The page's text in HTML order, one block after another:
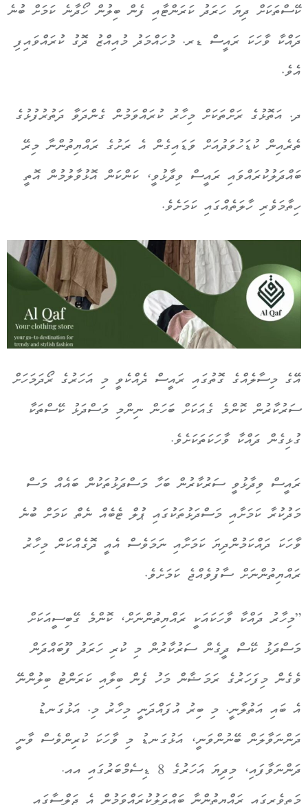
ކޭސްތަކަށް ދިޔަ ހަރަދު ކަރަންޓާއި ފެން ބިލުން ހޯދާނެ ކަމަށް ބުނެ
ދައްކާ ވާހަކަ ރައީސް ޑރ. މުހައްމަދު މުއިއްޒު ދޮގު ކުރައްވައިފި
އެވެ.
ދ. އަތޮޅުގެ ރަށްތަކަށް މިހާރު ކުރައްވަމުން ގެންދަވާ ދަތުރުފުޅުގެ
ތެރެއިން ކުޑަހުވަދުއަށް ވަޑައިގެން އެ ރަށުގެ ރައްޔިތުންނާ މިރޭ
ބައްދަލުކުރައްވައި ރައީސް ވިދާޅުވީ، ކަންކަން އޮޅުވާލުމުން އޮތީ
ހިތާމަވެރި ހާލަތެއްގައި ކަމަށެވެ.
އޭގެ މިސާލެއްގެ ގޮތުގައި ރައީސް ދެއްކެވީ މި އަހަރުގެ ރޯދަމަހަށް
ސަރުކާރުން ކޮންމެ ގެއަކަށް ބަހަން ނިންމި މަސްދަޅު ކޭސްތަކާ
ގުޅިގެން ދައްކާ ވާހަކަތަކަށެވެ.
ރައީސް ވިދާޅުވީ ސަރުކާރުން ބަހާ މަސްދަޅުތަކުން ބައެއް މަސް
މަދުކުރާ ކަމަށާއި މަސްދަޅުތަކުގައި ޕުލް ޓެބެއް ނެތް ކަމަށް ބުނެ
ވާހަކަ ދައްކަމުންދިޔަ ކަމަށާއި ނަމަވެސް އެއީ ދޮގެއްކަން މިހާރު
ރައްޔިތުންނަށް ސާފުވެއްޖެ ކަމަށެވެ.
”މިހާރު ދައްކާ ވާހަކައަކީ ރައްޔިތުންނަށް، ކޮންމެ ގޭބިސީއަކަށް
މަސްދަޅު ކޭސް ދީގެން ސަރުކާރުން މި ކުރި ހަރަދު ފޫބައްދަން
ވެގެން މިފަހަރުގެ ރަމަޟާން މަހު ފެން ބިލާއި ކަރަންޓު ބިލުންނޭ
އެ ބައި އަތުލާނީ. މި ބިރު އުފައްދަނީ މިހާރު މި. އަޅުގަނޑު
ދަންނަވާލަން ބޭނުންވަނީ، އަޅުގަނޑު މި ވާހަކަ ކުރިންވެސް ވާނީ
ދަންނަވާފައި، މިދިޔަ އަހަރުގެ 8 ޑިސެމްބަރުގައި އއ.